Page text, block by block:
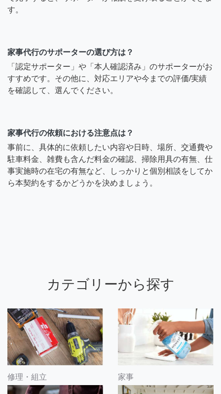
す。
家事代行のサポーターの選び方は？
「認定サポーター」や「本人確認済み」のサポーターがお
すすめです。その他に、対応エリアや今までの評価/実績
を確認して、選んでください。
家事代行の依頼における注意点は？
事前に、具体的に依頼したい内容や日時、場所、交通費や
駐車料金、雑費も含んだ料金の確認、掃除用具の有無、仕
事実施時の在宅の有無など、しっかりと個別相談をしてか
ら本契約をするかどうかを決めましょう。
カテゴリーから探す
修理・組立 家事